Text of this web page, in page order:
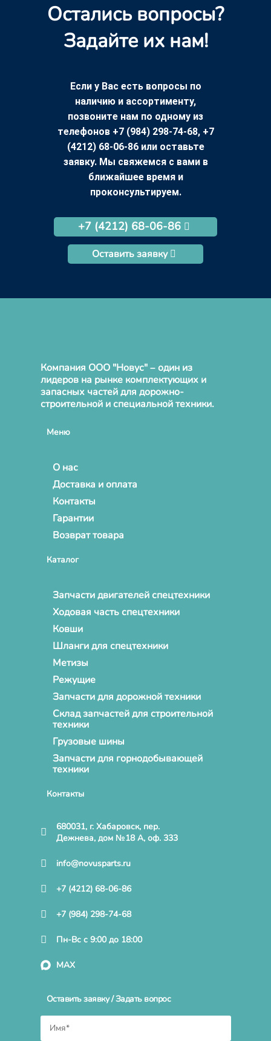
Остались вопросы?
Задайте их нам!
Если у Вас есть вопросы по
наличию и ассортименту,
позвоните нам по одному из
телефонов +7 (984) 298-74-68, +7
(4212) 68-06-86 или оставьте
заявку. Мы свяжемся с вами в
ближайшее время и
проконсультируем.
+7 (4212) 68-06-86
Оставить заявку
Компания ООО "Новус" – один из
лидеров на рынке комплектующих и
запасных частей для дорожно-
строительной и специальной техники.
Меню
О нас
Доставка и оплата
Контакты
Гарантии
Возврат товара
Каталог
Запчасти двигателей спецтехники
Ходовая часть спецтехники
Ковши
Шланги для спецтехники
Метизы
Режущие
Запчасти для дорожной техники
Склад запчастей для строительной
техники
Грузовые шины
Запчасти для горнодобывающей
техники
Контакты
680031, г. Хабаровск, пер.
Дежнева, дом №18 А, оф. 333
info@novusparts.ru
+7 (4212) 68-06-86
+7 (984) 298-74-68
Пн-Вс с 9:00 до 18:00
MAX
Оставить заявку / Задать вопрос